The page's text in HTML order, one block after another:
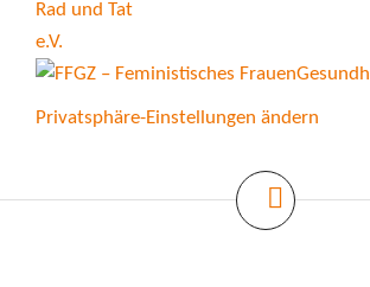
Privatsphäre-Einstellungen ändern